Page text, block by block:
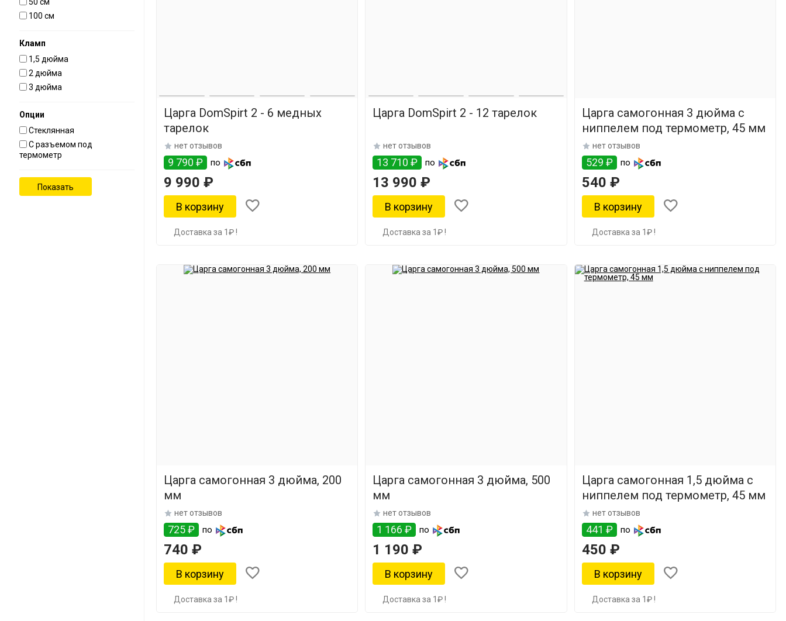
100 см
Кламп
1,5 дюйма
2 дюйма
3 дюйма
Опции
Стеклянная
С разъемом под
термометр
Царга DomSpirt 2 - 6 медных
тарелок
нет отзывов
9 790 ₽ по
9 990 ₽
Доставка за 1₽ !
Царга DomSpirt 2 - 12 тарелок
нет отзывов
13 710 ₽ по
13 990 ₽
Доставка за 1₽ !
Царга самогонная 3 дюйма с
ниппелем под термометр, 45 мм
нет отзывов
529 ₽ по
540 ₽
Доставка за 1₽ !
Царга самогонная 3 дюйма, 200
мм
нет отзывов
725 ₽ по
740 ₽
Доставка за 1₽ !
Царга самогонная 3 дюйма, 500
мм
нет отзывов
1 166 ₽ по
1 190 ₽
Доставка за 1₽ !
Царга самогонная 1,5 дюйма с
ниппелем под термометр, 45 мм
нет отзывов
441 ₽ по
450 ₽
Доставка за 1₽ !